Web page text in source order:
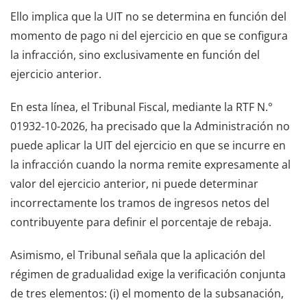
Ello implica que la UIT no se determina en función del
momento de pago ni del ejercicio en que se configura
la infracción, sino exclusivamente en función del
ejercicio anterior.
En esta línea, el Tribunal Fiscal, mediante la RTF N.°
01932-10-2026, ha precisado que la Administración no
puede aplicar la UIT del ejercicio en que se incurre en
la infracción cuando la norma remite expresamente al
valor del ejercicio anterior, ni puede determinar
incorrectamente los tramos de ingresos netos del
contribuyente para definir el porcentaje de rebaja.
Asimismo, el Tribunal señala que la aplicación del
régimen de gradualidad exige la verificación conjunta
de tres elementos: (i) el momento de la subsanación,